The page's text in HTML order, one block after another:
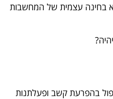
בחינה עצמית של המחשבות
בהפרעת קשב ופעלתנות